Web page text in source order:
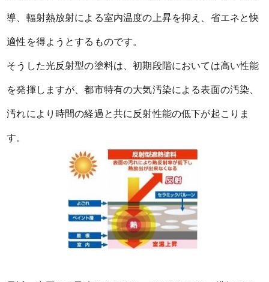
導、輻射熱放射による室内温度の上昇を抑え、省エネと快
適性を得ようとするものです。
そうした光反射型の塗料は、初期段階においては高い性能
を発揮しますが、都市特有の大気汚染による表面の汚染、
汚れにより時間の経過と共に反射性能の低下が起こりま
す。